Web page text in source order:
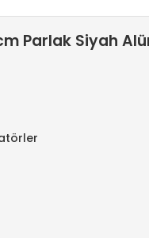
Parlak Siyah